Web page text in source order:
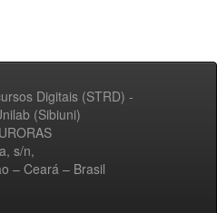
Digitais (STRD) -
(Sibiuni)
s/n,
– Ceará – Brasil